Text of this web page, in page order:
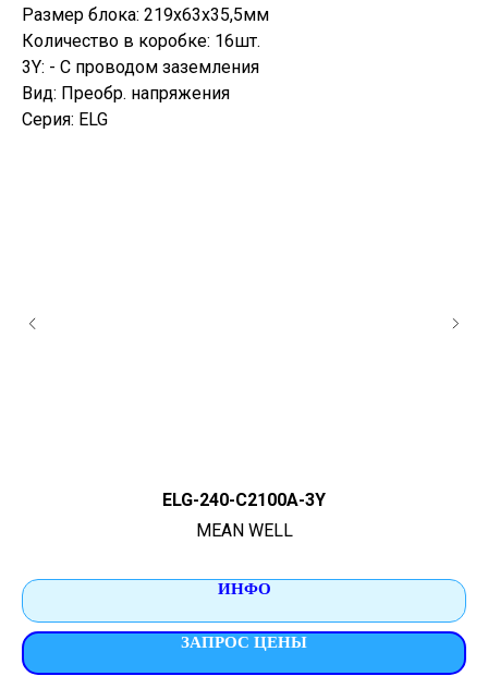
Размер блока: 219х63х35,5мм
Количество в коробке: 16шт.
3Y: - C проводом заземления
Вид: Преобр. напряжения
Серия: ELG
ELG-240-C2100A-3Y
MEAN WELL
ИНФО
ЗАПРОС ЦЕНЫ